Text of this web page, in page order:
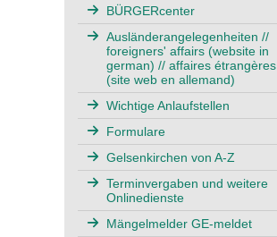
BÜRGERcenter
Ausländerangelegenheiten //
foreigners' affairs (website in
german) // affaires étrangères
(site web en allemand)
Wichtige Anlaufstellen
Formulare
Gelsenkirchen von A-Z
Terminvergaben und weitere
Onlinedienste
Mängelmelder GE-meldet